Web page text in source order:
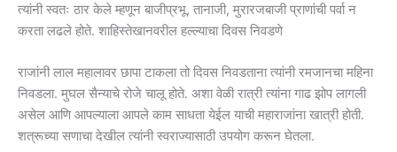
त्यांनी स्वतः ठार केले म्हणून बाजीप्रभू, तानाजी, मुरारजबाजी प्राणांची पर्वा न
करता लढले होते. शाहिस्तेखानवरील हल्ल्याचा दिवस निवडणे
राजांनी लाल महालावर छापा टाकला तो दिवस निवडताना त्यांनी रमजानचा महिना
निवडला. मुघल सैन्याचे रोजे चालू होते. अशा वेळी रात्री त्यांना गाढ झोप लागली
असेल आणि आपल्याला आपले काम साधता येईल याची महाराजांना खात्री होती.
शत्रूच्या सणाचा देखील त्यांनी स्वराज्यासाठी उपयोग करून घेतला.